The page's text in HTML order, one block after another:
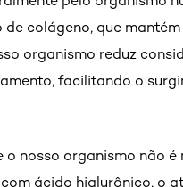
colágeno, que
organismo reduz
facilitando o
nosso organismo não
ácido hialurônico, o